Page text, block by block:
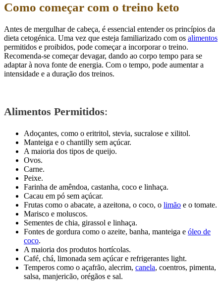
Como começar com o treino keto
Antes de mergulhar de cabeça, é essencial entender os princípios da
dieta cetogénica. Uma vez que esteja familiarizado com os alimentos
permitidos e proibidos, pode começar a incorporar o treino.
Recomenda-se começar devagar, dando ao corpo tempo para se
adaptar à nova fonte de energia. Com o tempo, pode aumentar a
intensidade e a duração dos treinos.
Alimentos Permitidos:
Adoçantes, como o eritritol, stevia, sucralose e xilitol.
Manteiga e o chantilly sem açúcar.
A maioria dos tipos de queijo.
Ovos.
Carne.
Peixe.
Farinha de amêndoa, castanha, coco e linhaça.
Cacau em pó sem açúcar.
Frutas como o abacate, a azeitona, o coco, o limão e o tomate.
Marisco e moluscos.
Sementes de chia, girassol e linhaça.
Fontes de gordura como o azeite, banha, manteiga e óleo de
coco.
A maioria dos produtos hortícolas.
Café, chá, limonada sem açúcar e refrigerantes light.
Temperos como o açafrão, alecrim, canela, coentros, pimenta,
salsa, manjericão, orégãos e sal.